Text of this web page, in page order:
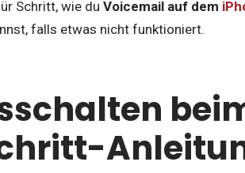
Schritt, wie du Voicemail auf dem
falls etwas nicht funktioniert.